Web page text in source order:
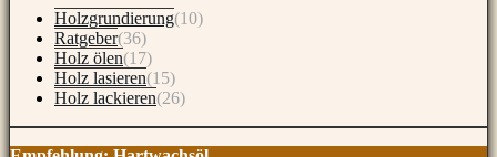
Holzgrundierung(10)
Ratgeber(36)
Holz ölen(17)
Holz lasieren(15)
Holz lackieren(26)